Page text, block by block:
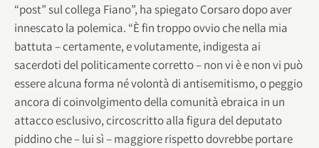
“post” sul collega Fiano”, ha spiegato Corsaro dopo aver
innescato la polemica. “È fin troppo ovvio che nella mia
battuta – certamente, e volutamente, indigesta ai
sacerdoti del politicamente corretto – non vi è e non vi può
essere alcuna forma né volontà di antisemitismo, o peggio
ancora di coinvolgimento della comunità ebraica in un
attacco esclusivo, circoscritto alla figura del deputato
piddino che – lui sì – maggiore rispetto dovrebbe portare